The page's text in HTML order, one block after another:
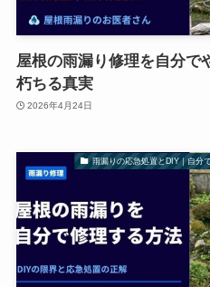
屋根の雨漏り修理を自分で
朽ちる真実
2026年4月24日
雨漏りの応急処置とDIY｜自分